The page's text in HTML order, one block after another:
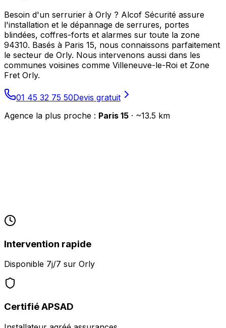
Besoin d'un serrurier à Orly ? Alcof Sécurité assure
l'installation et le dépannage de serrures, portes
blindées, coffres-forts et alarmes sur toute la zone
94310. Basés à Paris 15, nous connaissons parfaitement
le secteur de Orly. Nous intervenons aussi dans les
communes voisines comme Villeneuve-le-Roi et Zone
Fret Orly.
01 45 32 75 50Devis gratuit
Agence la plus proche : Paris 15 · ~13.5 km
Intervention rapide
Disponible 7j/7 sur Orly
Certifié APSAD